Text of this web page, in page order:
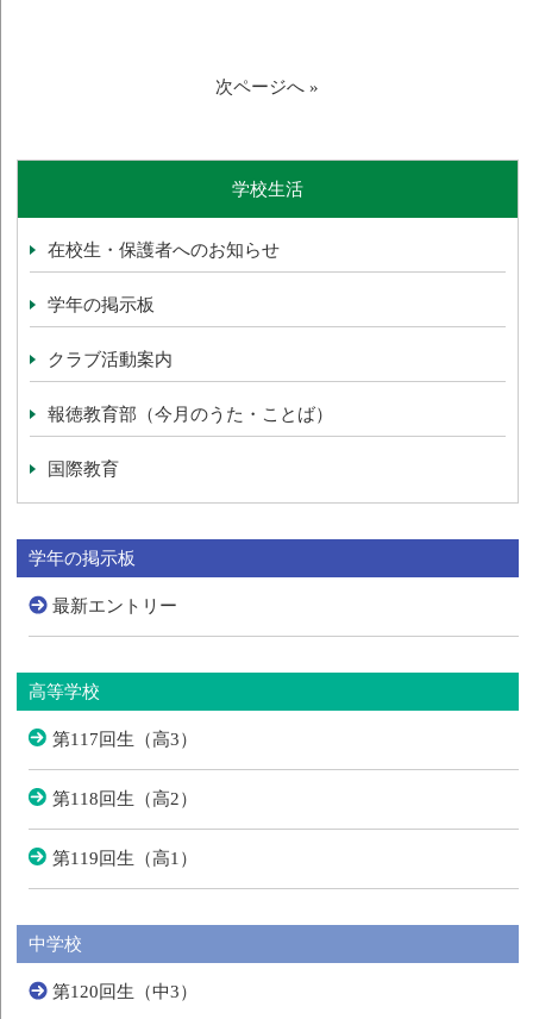
次ページへ »
学校生活
在校生・保護者へのお知らせ
学年の掲示板
クラブ活動案内
報徳教育部（今月のうた・ことば）
国際教育
学年の掲示板
最新エントリー
高等学校
第117回生（高3）
第118回生（高2）
第119回生（高1）
中学校
第120回生（中3）